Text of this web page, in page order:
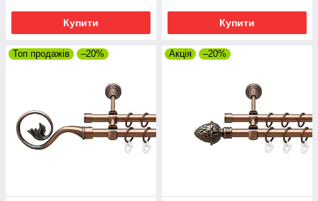
Купити Купити
Топ продажів –20% Акція –20%